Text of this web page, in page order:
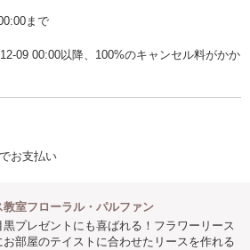
まで
09 00:00以降、100%のキャンセル料がかか
お支払い
教室フローラル・パルファン
プレゼントにも喜ばれる！フラワーリース
部屋のテイストに合わせたリースを作れる